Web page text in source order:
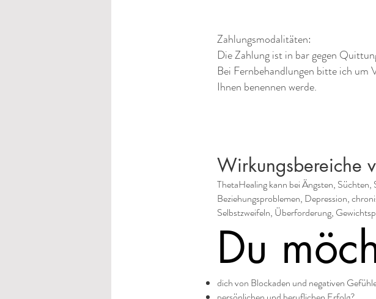
Zahlungsmodalitäten:
Die Zahlung ist in bar gegen
Bei Fernbehandlungen bitte ich um
Ihnen benennen werde.
Wirkungsbereiche
ThetaHealing kann bei Ängsten,
Beziehungsproblemen, Depression,
Selbstzweifeln, Überforderung,
Du
dich von Blockaden und negativen